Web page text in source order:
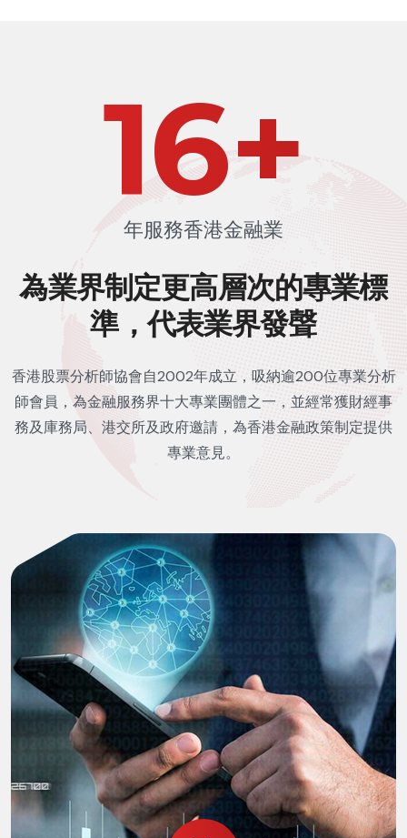
24+
年服務香港金融業
為業界制定更高層次的專業標
準，代表業界發聲
香港股票分析師協會自2002年成立，吸納逾200位專業分析
師會員，為金融服務界十大專業團體之一，並經常獲財經事
務及庫務局、港交所及政府邀請，為香港金融政策制定提供
專業意見。